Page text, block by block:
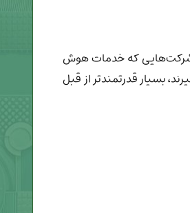
شرکت‌هایی که خدمات هوش
بسیار قدرتمندتر از قبل